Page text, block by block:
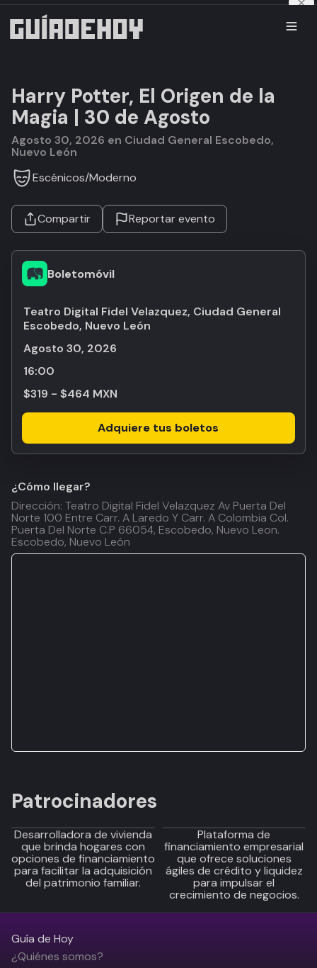
Harry Potter, El Origen de la
Magia | 30 de Agosto
agosto 30, 2026 en Ciudad General Escobedo,
Nuevo León
Escénicos/Moderno
Compartir Reportar evento
Boletomóvil
Teatro Digital Fidel Velazquez, Ciudad General
Escobedo, Nuevo León
agosto 30, 2026
16:00
$319 - $464 MXN
Adquiere tus boletos
¿Cómo llegar?
Dirección: Teatro Digital Fidel Velazquez Av Puerta Del
Norte 100 Entre Carr. A Laredo Y Carr. A Colombia Col.
Puerta Del Norte C.P 66054, Escobedo, Nuevo Leon.
Escobedo, Nuevo León
Patrocinadores
Desarrolladora de vivienda
que brinda hogares con
opciones de financiamiento
para facilitar la adquisición
del patrimonio familiar.
Plataforma de
financiamiento empresarial
que ofrece soluciones
ágiles de crédito y liquidez
para impulsar el
crecimiento de negocios.
Guía de Hoy
¿Quiénes somos?